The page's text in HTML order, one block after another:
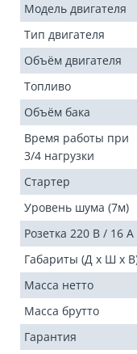
Модель двигателя
Тип двигателя
Объём двигателя
Топливо
Объём бака
Время работы при
3/4 нагрузки
Стартер
Уровень шума (7м)
Розетка 220 В / 16 А
Габариты (Д x Ш x
Масса нетто
Масса брутто
Гарантия